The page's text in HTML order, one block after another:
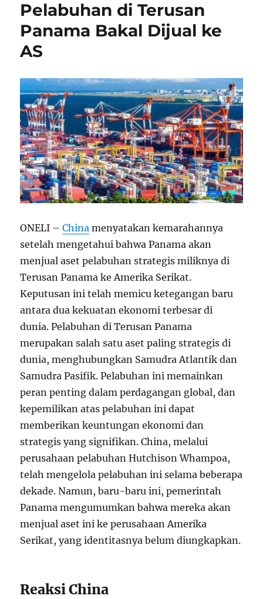
Pelabuhan di Terusan
Panama Bakal Dijual ke
AS
ONELI –China menyatakan kemarahannya
setelah mengetahui bahwa Panama akan
menjual aset pelabuhan strategis miliknya di
Terusan Panama ke Amerika Serikat.
Keputusan ini telah memicu ketegangan baru
antara dua kekuatan ekonomi terbesar di
dunia. Pelabuhan di Terusan Panama
merupakan salah satu aset paling strategis di
dunia, menghubungkan Samudra Atlantik dan
Samudra Pasifik. Pelabuhan ini memainkan
peran penting dalam perdagangan global, dan
kepemilikan atas pelabuhan ini dapat
memberikan keuntungan ekonomi dan
strategis yang signifikan. China, melalui
perusahaan pelabuhan Hutchison Whampoa,
telah mengelola pelabuhan ini selama beberapa
dekade. Namun, baru-baru ini, pemerintah
Panama mengumumkan bahwa mereka akan
menjual aset ini ke perusahaan Amerika
Serikat, yang identitasnya belum diungkapkan.
Reaksi China